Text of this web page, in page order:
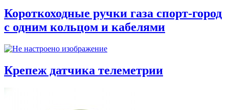
Короткоходные ручки газа спорт-город
с одним кольцом и кабелями
Крепеж датчика телеметрии